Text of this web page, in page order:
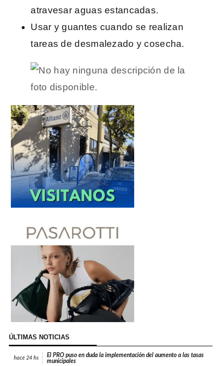
atravesar aguas estancadas.
Usar y guantes cuando se realizan
tareas de desmalezado y cosecha.
ÚLTIMAS NOTICIAS
hace 24 hs
El PRO puso en duda la implementación del aumento a las tasas
municipales